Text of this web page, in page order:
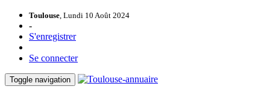
Toulouse, Lundi 10 Août 2024
-
S'enregistrer
Se connecter
Toggle navigation